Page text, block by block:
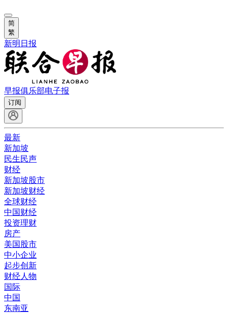
简
繁
新明日报
早报俱乐部电子报
订阅
最新
新加坡
民生民声
财经
新加坡股市
新加坡财经
全球财经
中国财经
投资理财
房产
美国股市
中小企业
起步创新
财经人物
国际
中国
东南亚